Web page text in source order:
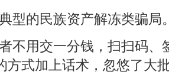
型的民族资产解冻类骗局
不用交一分钱，扫扫码、
方式加上话术，忽悠了大